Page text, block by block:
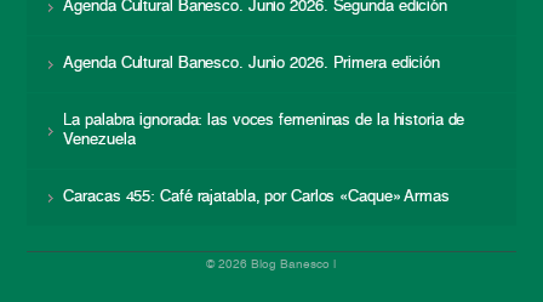
Agenda Cultural Banesco. Junio 2026. Segunda edición
Agenda Cultural Banesco. Junio 2026. Primera edición
La palabra ignorada: las voces femeninas de la historia de
Venezuela
Caracas 455: Café rajatabla, por Carlos «Caque» Armas
© 2026 Blog Banesco |